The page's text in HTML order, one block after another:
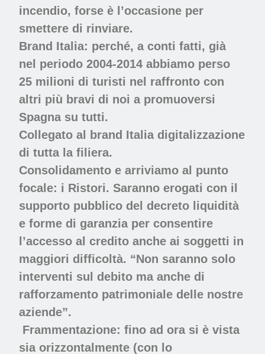
incendio, forse è l’occasione per
smettere di rinviare.
Brand Italia: perché, a conti fatti, già
nel periodo 2004-2014 abbiamo perso
25 milioni di turisti nel raffronto con
altri più bravi di noi a promuoversi
Spagna su tutti.
Collegato al brand Italiadigitalizzazione
di tutta la filiera.
Consolidamento e arriviamo al punto
focale: i Ristori. Saranno erogati con il
supporto pubblico del decreto liquidità
e forme di garanzia per consentire
l’accesso al credito anche ai soggetti in
maggiori difficoltà. “Non saranno solo
interventi sul debito ma anche di
rafforzamento patrimoniale delle nostre
aziende”.
Frammentazione: fino ad ora si è vista
sia orizzontalmente (con lo